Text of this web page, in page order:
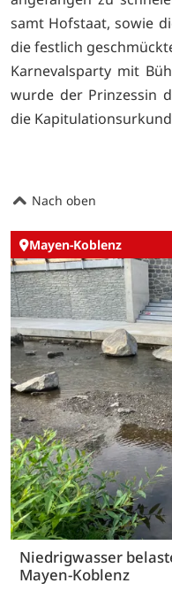
samt Hofstaat, sowie
die festlich
Karnevalsparty mit
wurde der Prinzessin
die
Nach oben
Mayen-Koblenz
Niedrigwasser
Mayen-Koblenz